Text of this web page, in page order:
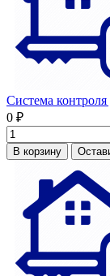
Система
0 ₽
В корзину